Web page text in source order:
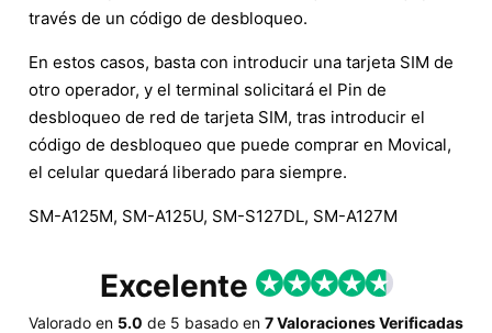
través de un código de desbloqueo.
En estos casos, basta con introducir una tarjeta SIM de
otro operador, y el terminal solicitará el Pin de
desbloqueo de red de tarjeta SIM, tras introducir el
código de desbloqueo que puede comprar en Movical,
el celular quedará liberado para siempre.
SM-A125M, SM-A125U, SM-S127DL, SM-A127M
Excelente
Valorado en 5.0 de 5 basado en 7 Valoraciones Verificadas